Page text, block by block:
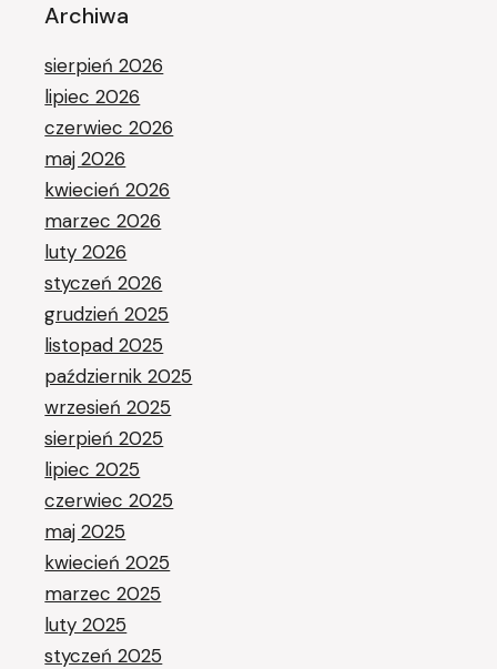
Archiwa
sierpień 2026
lipiec 2026
czerwiec 2026
maj 2026
kwiecień 2026
marzec 2026
luty 2026
styczeń 2026
grudzień 2025
listopad 2025
październik 2025
wrzesień 2025
sierpień 2025
lipiec 2025
czerwiec 2025
maj 2025
kwiecień 2025
marzec 2025
luty 2025
styczeń 2025